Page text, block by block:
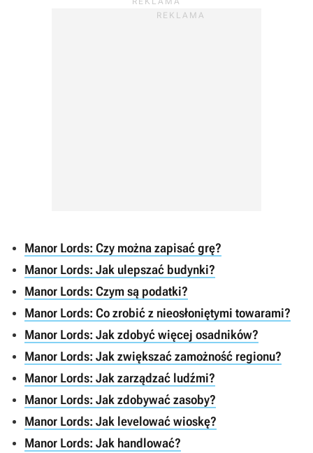
Manor Lords: Czy można zapisać grę?
Manor Lords: Jak ulepszać budynki?
Manor Lords: Czym są podatki?
Manor Lords: Co zrobić z nieosłoniętymi towarami?
Manor Lords: Jak zdobyć więcej osadników?
Manor Lords: Jak zwiększać zamożność regionu?
Manor Lords: Jak zarządzać ludźmi?
Manor Lords: Jak zdobywać zasoby?
Manor Lords: Jak levelować wioskę?
Manor Lords: Jak handlować?